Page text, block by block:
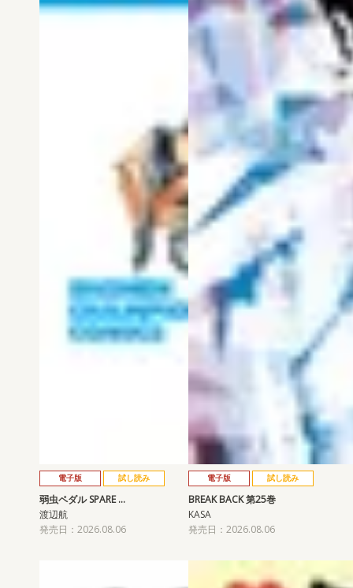
電子版 試し読み
弱虫ペダル SPARE …
渡辺航
発売日：2026.08.06
電子版 試し読み
BREAK BACK 第25巻
KASA
発売日：2026.08.06